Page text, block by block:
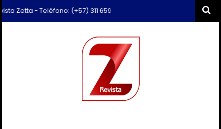
- Teléfono: (+57) 311 659 6374 - Correo: